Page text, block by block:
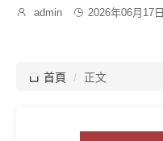

博
admin  發
2026年06月17日
 首頁 正文